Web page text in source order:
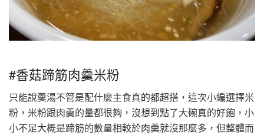
#香菇蹄筋肉羹米粉
只能說羹湯不管是配什麼主食真的都超搭，這次小編選擇米
粉，米粉跟肉羹的量都很夠，沒想到點了大碗真的好飽，小
小不足大概是蹄筋的數量相較於肉羹就沒那麼多，但整體而